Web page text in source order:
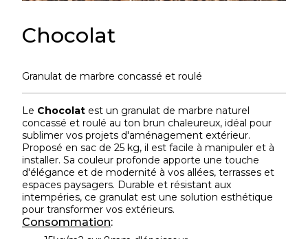
Chocolat
Granulat de marbre concassé et roulé
Le Chocolat est un granulat de marbre naturel
concassé et roulé au ton brun chaleureux, idéal pour
sublimer vos projets d'aménagement extérieur.
Proposé en sac de 25 kg, il est facile à manipuler et à
installer. Sa couleur profonde apporte une touche
d'élégance et de modernité à vos allées, terrasses et
espaces paysagers. Durable et résistant aux
intempéries, ce granulat est une solution esthétique
pour transformer vos extérieurs.
Consommation: